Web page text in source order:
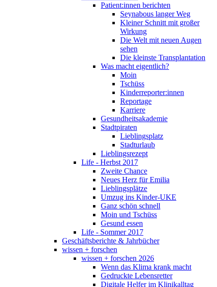
Patient:innen berichten
Seynabous langer Weg
Kleiner Schnitt mit großer
Wirkung
Die Welt mit neuen Augen
sehen
Die kleinste Transplantation
Was macht eigentlich?
Moin
Tschüss
Kinderreporter:innen
Reportage
Karriere
Gesundheitsakademie
Stadtpiraten
Lieblingsplatz
Stadturlaub
Lieblingsrezept
Life - Herbst 2017
Zweite Chance
Neues Herz für Emilia
Lieblingsplätze
Umzug ins Kinder-UKE
Ganz schön schnell
Moin und Tschüss
Gesund essen
Life - Sommer 2017
Geschäftsberichte & Jahrbücher
wissen + forschen
wissen + forschen 2026
Wenn das Klima krank macht
Gedruckte Lebensretter
Digitale Helfer im Klinikalltag